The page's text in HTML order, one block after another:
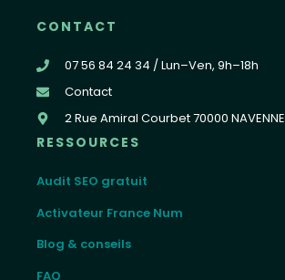
CONTACT
07 56 84 24 34 / Lun–Ven, 9h–18h
Contact
2 Rue Amiral Courbet 70000 NAVENNE
RESSOURCES
Audit SEO gratuit
Activateur France Num
Blog & conseils
FAQ